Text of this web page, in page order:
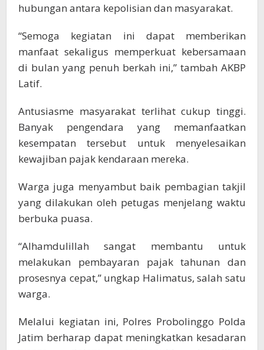
hubungan antara kepolisian dan masyarakat.
“Semoga kegiatan ini dapat memberikan
manfaat sekaligus memperkuat kebersamaan
di bulan yang penuh berkah ini,” tambah AKBP
Latif.
Antusiasme masyarakat terlihat cukup tinggi.
Banyak pengendara yang memanfaatkan
kesempatan tersebut untuk menyelesaikan
kewajiban pajak kendaraan mereka.
Warga juga menyambut baik pembagian takjil
yang dilakukan oleh petugas menjelang waktu
berbuka puasa.
“Alhamdulillah sangat membantu untuk
melakukan pembayaran pajak tahunan dan
prosesnya cepat,” ungkap Halimatus, salah satu
warga.
Melalui kegiatan ini, Polres Probolinggo Polda
Jatim berharap dapat meningkatkan kesadaran